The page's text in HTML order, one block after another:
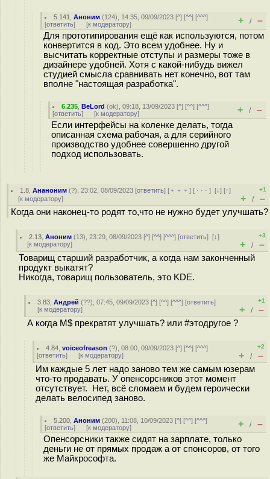
5.141 ,Аноним (124), 14:35, 09/09/2023 [^] [^^] [^^^]
[ответить] [к модератору] + / –
Для прототипирования ещё как используются, потом
конвертится в код. Это всем удобнее. Ну и
высчитать корректные отступы и размеры тоже в
дизайнере удобней. Хотя с какой-нибудь вижел
студией смысла сравнивать нет конечно, вот там
вполне "настоящая разработка".
6.235 ,BeLord (ok), 09:18, 13/09/2023 [^] [^^] [^^^]
[ответить] [к модератору] + / –
Если интерфейсы на коленке делать, тогда
описанная схема рабочая, а для серийного
производство удобнее совершенно другой
подход использовать.
1.8 ,Ананоним (?), 23:02, 08/09/2023 [ответить] [ ﹢﹢﹢] [ · · ·][↓] [↑]
[к модератору]
+1
+ / –
Когда они наконец-то родят то,что не нужно будет улучшать?
2.13 ,Аноним (13), 23:29, 08/09/2023 [^] [^^] [^^^] [ответить][↓]
[к модератору]
+3
+ / –
Товарищ старший разработчик, а когда нам законченный
продукт выкатят?
Никогда, товарищ пользователь, это KDE.
3.83 ,Андрей (??), 07:45, 09/09/2023 [^] [^^] [^^^] [ответить]
[к модератору]
+1
+ / –
А когда M$ прекратят улучшать? или #этодругое ?
4.84 ,voiceofreason (?), 08:00, 09/09/2023 [^] [^^] [^^^]
[ответить] [к модератору]
+2
+ / –
Им каждые 5 лет надо заново тем же самым юзерам
что-то продавать. У опенсорсников этот момент
отсутствует. Нет, всё сломаем и будем героически
делать велосипед заново.
5.200 ,Аноним (200), 11:08, 10/09/2023 [^] [^^] [^^^]
[ответить] [к модератору] + / –
Опенсорсники также сидят на зарплате, только
деньги не от прямых продаж а от спонсоров, от того
же Майкрософта.